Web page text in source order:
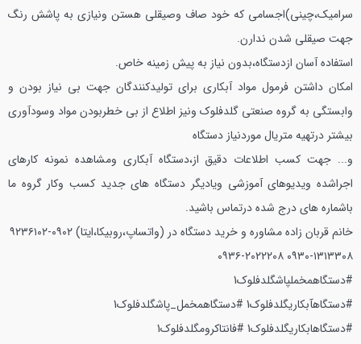
سرامیک،چینی)اجسامی که خود صاف وصیقلی هستن ونیازی به پاشش رنگ
جهت صیقلی شدن ندارن.
استفاده آسان ازدستگاه،بدون نیاز به پیش زمینه خاص.
امکان داشتن فرمول مواد آبکاری برای تولیدکنندگان جهت بی نیاز بودن و
وابستگی به گروه صنعتی گلدفلوک ونیز اطلاع از بی خطربودن مواد وسودآوری
بیشتر درتهیه متریال موردنیاز دستگاه
و... جهت کسب اطلاعات دقیق از،دستگاه آبکاری ومشاهده نمونه کارهای
اجراشده ویدیوهای آموزشي ویادیگر دستگاه های جدید کسب وکار گروه ما
باشماره های درج شده درتماس باشید.
خانم قربان زاده مشاوره و خرید دستگاه در (واتساپ،روبیکا،ایتا)
۰۹۳۰-۱۳۱۳۳۰۸
#دستگاهمخملپاشگلدفلوک1
#دستگاهآبکاریگلدفلوک1 #دستگاهمخمل_پاشگلدفلوک1
#دستگاهابکاریگلدفلوک1 #فانتاکرومگلدفلوک1